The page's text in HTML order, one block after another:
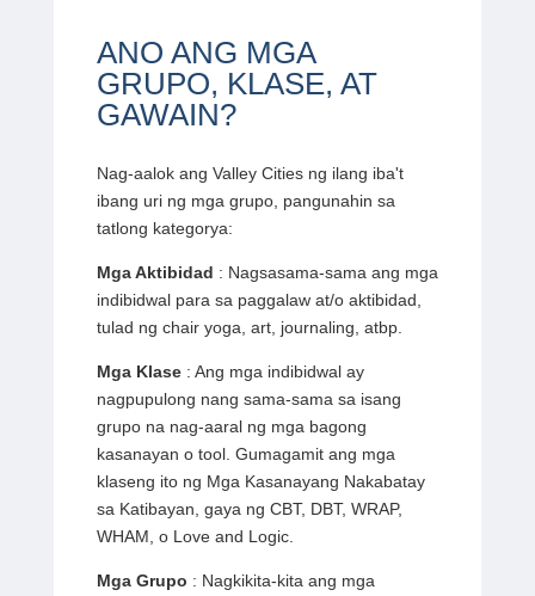
ANO ANG MGA
GRUPO, KLASE, AT
GAWAIN?
Nag-aalok ang Valley Cities ng ilang iba't
ibang uri ng mga grupo, pangunahin sa
tatlong kategorya:
Mga Aktibidad : Nagsasama-sama ang mga
indibidwal para sa paggalaw at/o aktibidad,
tulad ng chair yoga, art, journaling, atbp.
Mga Klase: Ang mga indibidwal ay
nagpupulong nang sama-sama sa isang
grupo na nag-aaral ng mga bagong
kasanayan o tool. Gumagamit ang mga
klaseng ito ng Mga Kasanayang Nakabatay
sa Katibayan, gaya ng CBT, DBT, WRAP,
WHAM, o Love and Logic.
Mga Grupo : Nagkikita-kita ang mga